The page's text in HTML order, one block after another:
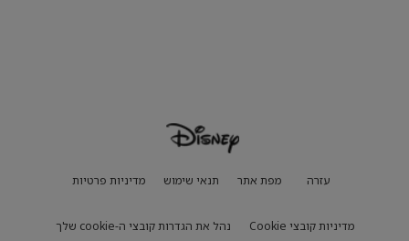
עזרה מפת אתר תנאי שימוש מדיניות פרטיות
מדיניות קובצי Cookie נהל את הגדרות קובצי ה-cookie שלך